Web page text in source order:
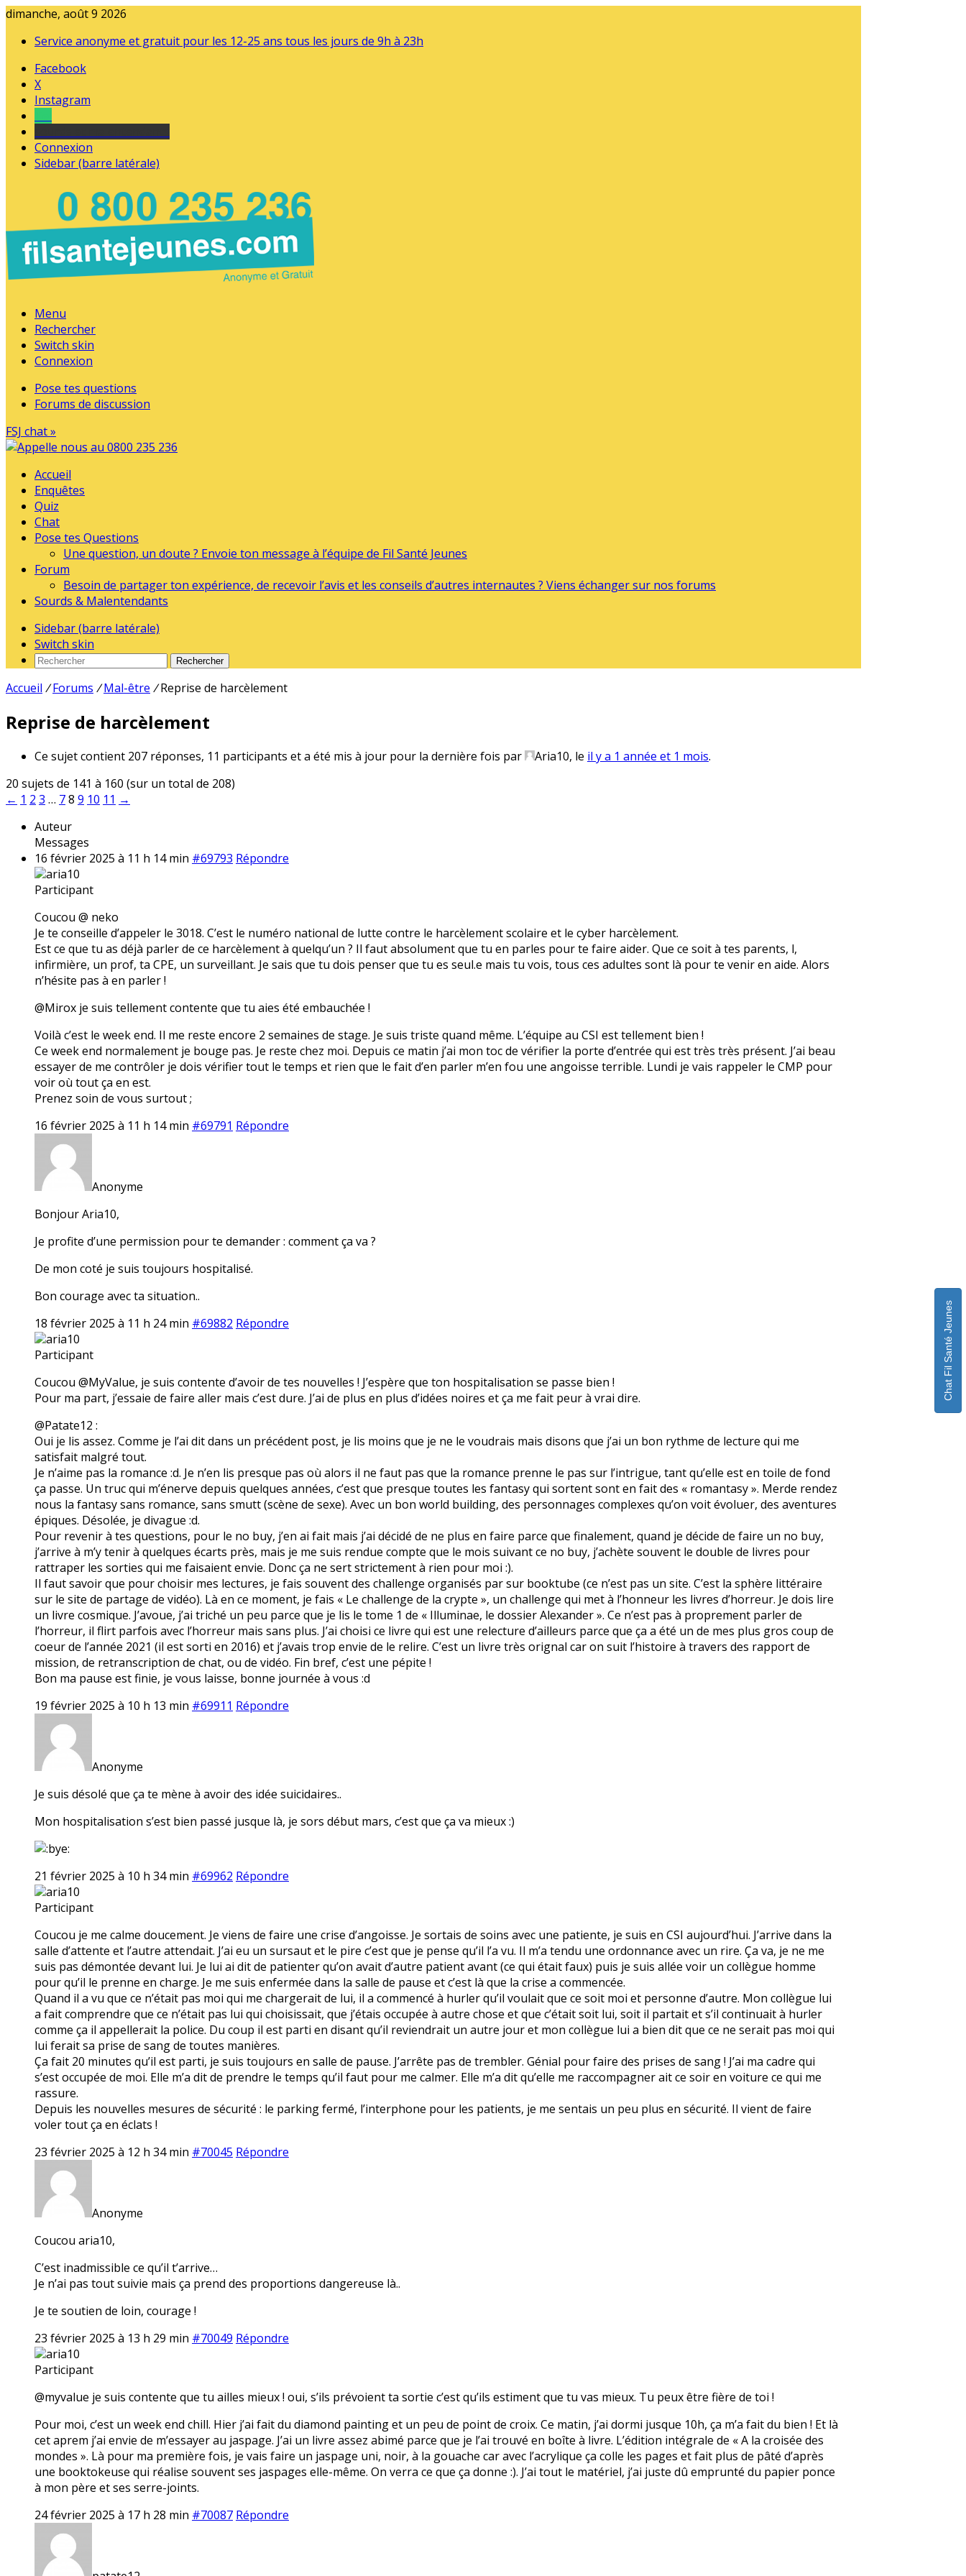
dimanche, août 9 2026
Service anonyme et gratuit pour les 12-25 ans tous les jours de 9h à 23h
Facebook
X
Instagram
Connexion
Sidebar (barre latérale)
Menu
Rechercher
Switch skin
Connexion
Pose tes questions
Forums de discussion
FSJ chat »
Accueil
Enquêtes
Quiz
Chat
Pose tes Questions
Une question, un doute ? Envoie ton message à l’équipe de Fil Santé Jeunes
Forum
Besoin de partager ton expérience, de recevoir l’avis et les conseils d’autres internautes ? Viens échanger sur nos forums
Sourds & Malentendants
Sidebar (barre latérale)
Switch skin
Rechercher
Accueil / Forums / Mal-être / Reprise de harcèlement
Reprise de harcèlement
Ce sujet contient 207 réponses, 11 participants et a été mis à jour pour la dernière fois par Aria10, le il y a 1 année et 1 mois.
20 sujets de 141 à 160 (sur un total de 208)
← 1 2 3 … 78 9 10 11 →
Auteur
Messages
16 février 2025 à 11 h 14 min #69793 Répondre
aria10
Participant
Coucou @ neko
Je te conseille d’appeler le 3018. C’est le numéro national de lutte contre le harcèlement scolaire et le cyber harcèlement.
Est ce que tu as déjà parler de ce harcèlement à quelqu’un ? Il faut absolument que tu en parles pour te faire aider. Que ce soit à tes parents, l,
infirmière, un prof, ta CPE, un surveillant. Je sais que tu dois penser que tu es seul.e mais tu vois, tous ces adultes sont là pour te venir en aide. Alors
n’hésite pas à en parler !
@Mirox je suis tellement contente que tu aies été embauchée !
Voilà c’est le week end. Il me reste encore 2 semaines de stage. Je suis triste quand même. L’équipe au CSI est tellement bien !
Ce week end normalement je bouge pas. Je reste chez moi. Depuis ce matin j’ai mon toc de vérifier la porte d’entrée qui est très très présent. J’ai beau
essayer de me contrôler je dois vérifier tout le temps et rien que le fait d’en parler m’en fou une angoisse terrible. Lundi je vais rappeler le CMP pour
voir où tout ça en est.
Prenez soin de vous surtout ;
16 février 2025 à 11 h 14 min #69791 Répondre
Anonyme
Bonjour Aria10,
Je profite d’une permission pour te demander : comment ça va ?
De mon coté je suis toujours hospitalisé.
Bon courage avec ta situation..
18 février 2025 à 11 h 24 min #69882 Répondre
aria10
Participant
Coucou @MyValue, je suis contente d’avoir de tes nouvelles ! J’espère que ton hospitalisation se passe bien !
Pour ma part, j’essaie de faire aller mais c’est dure. J’ai de plus en plus d’idées noires et ça me fait peur à vrai dire.
@Patate12 :
Oui je lis assez. Comme je l’ai dit dans un précédent post, je lis moins que je ne le voudrais mais disons que j’ai un bon rythme de lecture qui me
satisfait malgré tout.
Je n’aime pas la romance :d. Je n’en lis presque pas où alors il ne faut pas que la romance prenne le pas sur l’intrigue, tant qu’elle est en toile de fond
ça passe. Un truc qui m’énerve depuis quelques années, c’est que presque toutes les fantasy qui sortent sont en fait des « romantasy ». Merde rendez
nous la fantasy sans romance, sans smutt (scène de sexe). Avec un bon world building, des personnages complexes qu’on voit évoluer, des aventures
épiques. Désolée, je divague :d.
Pour revenir à tes questions, pour le no buy, j’en ai fait mais j’ai décidé de ne plus en faire parce que finalement, quand je décide de faire un no buy,
j’arrive à m’y tenir à quelques écarts près, mais je me suis rendue compte que le mois suivant ce no buy, j’achète souvent le double de livres pour
rattraper les sorties qui me faisaient envie. Donc ça ne sert strictement à rien pour moi :).
Il faut savoir que pour choisir mes lectures, je fais souvent des challenge organisés par sur booktube (ce n’est pas un site. C’est la sphère littéraire
sur le site de partage de vidéo). Là en ce moment, je fais « Le challenge de la crypte », un challenge qui met à l’honneur les livres d’horreur. Je dois lire
un livre cosmique. J’avoue, j’ai triché un peu parce que je lis le tome 1 de « Illuminae, le dossier Alexander ». Ce n’est pas à proprement parler de
l’horreur, il flirt parfois avec l’horreur mais sans plus. J’ai choisi ce livre qui est une relecture d’ailleurs parce que ça a été un de mes plus gros coup de
coeur de l’année 2021 (il est sorti en 2016) et j’avais trop envie de le relire. C’est un livre très orignal car on suit l’histoire à travers des rapport de
mission, de retranscription de chat, ou de vidéo. Fin bref, c’est une pépite !
Bon ma pause est finie, je vous laisse, bonne journée à vous :d
19 février 2025 à 10 h 13 min #69911 Répondre
Anonyme
Je suis désolé que ça te mène à avoir des idée suicidaires..
Mon hospitalisation s’est bien passé jusque là, je sors début mars, c’est que ça va mieux :)
21 février 2025 à 10 h 34 min #69962 Répondre
aria10
Participant
Coucou je me calme doucement. Je viens de faire une crise d’angoisse. Je sortais de soins avec une patiente, je suis en CSI aujourd’hui. J’arrive dans la
salle d’attente et l’autre attendait. J’ai eu un sursaut et le pire c’est que je pense qu’il l’a vu. Il m’a tendu une ordonnance avec un rire. Ça va, je ne me
suis pas démontée devant lui. Je lui ai dit de patienter qu’on avait d’autre patient avant (ce qui était faux) puis je suis allée voir un collègue homme
pour qu’il le prenne en charge. Je me suis enfermée dans la salle de pause et c’est là que la crise a commencée.
Quand il a vu que ce n’était pas moi qui me chargerait de lui, il a commencé à hurler qu’il voulait que ce soit moi et personne d’autre. Mon collègue lui
a fait comprendre que ce n’était pas lui qui choisissait, que j’étais occupée à autre chose et que c’était soit lui, soit il partait et s’il continuait à hurler
comme ça il appellerait la police. Du coup il est parti en disant qu’il reviendrait un autre jour et mon collègue lui a bien dit que ce ne serait pas moi qui
lui ferait sa prise de sang de toutes manières.
Ça fait 20 minutes qu’il est parti, je suis toujours en salle de pause. J’arrête pas de trembler. Génial pour faire des prises de sang ! J’ai ma cadre qui
s’est occupée de moi. Elle m’a dit de prendre le temps qu’il faut pour me calmer. Elle m’a dit qu’elle me raccompagner ait ce soir en voiture ce qui me
rassure.
Depuis les nouvelles mesures de sécurité : le parking fermé, l’interphone pour les patients, je me sentais un peu plus en sécurité. Il vient de faire
voler tout ça en éclats !
23 février 2025 à 12 h 34 min #70045 Répondre
Anonyme
Coucou aria10,
C’est inadmissible ce qu’il t’arrive…
Je n’ai pas tout suivie mais ça prend des proportions dangereuse là..
Je te soutien de loin, courage !
23 février 2025 à 13 h 29 min #70049 Répondre
aria10
Participant
@myvalue je suis contente que tu ailles mieux ! oui, s’ils prévoient ta sortie c’est qu’ils estiment que tu vas mieux. Tu peux être fière de toi !
Pour moi, c’est un week end chill. Hier j’ai fait du diamond painting et un peu de point de croix. Ce matin, j’ai dormi jusque 10h, ça m’a fait du bien ! Et là
cet aprem j’ai envie de m’essayer au jaspage. J’ai un livre assez abimé parce que je l’ai trouvé en boîte à livre. L’édition intégrale de « A la croisée des
mondes ». Là pour ma première fois, je vais faire un jaspage uni, noir, à la gouache car avec l’acrylique ça colle les pages et fait plus de pâté d’après
une booktokeuse qui réalise souvent ses jaspages elle-même. On verra ce que ça donne :). J’ai tout le matériel, j’ai juste dû emprunté du papier ponce
à mon père et ses serre-joints.
24 février 2025 à 17 h 28 min #70087 Répondre
Chat Fil Santé Jeunes